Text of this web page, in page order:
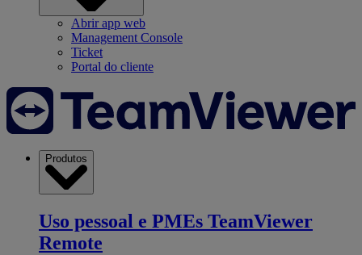
Abrir app web
Management Console
Ticket
Portal do cliente
Produtos
Uso pessoal e PMEs TeamViewer
Remote